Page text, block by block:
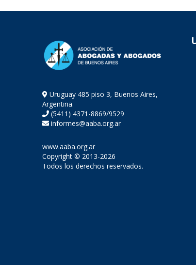
Uruguay 485 piso 3, Buenos Aires,
Argentina.
(5411) 4371-8869/9529
informes@aaba.org.ar
www.aaba.org.ar
Copyright © 2013-2026
Todos los derechos reservados.